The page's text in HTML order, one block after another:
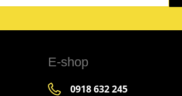
E-shop
0918 632 245